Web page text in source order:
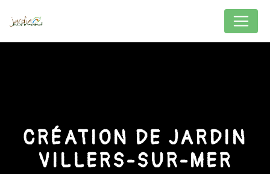
CRÉATION DE JARDIN
VILLERS-SUR-MER